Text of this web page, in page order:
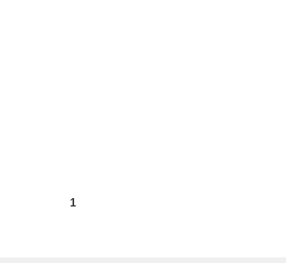
1